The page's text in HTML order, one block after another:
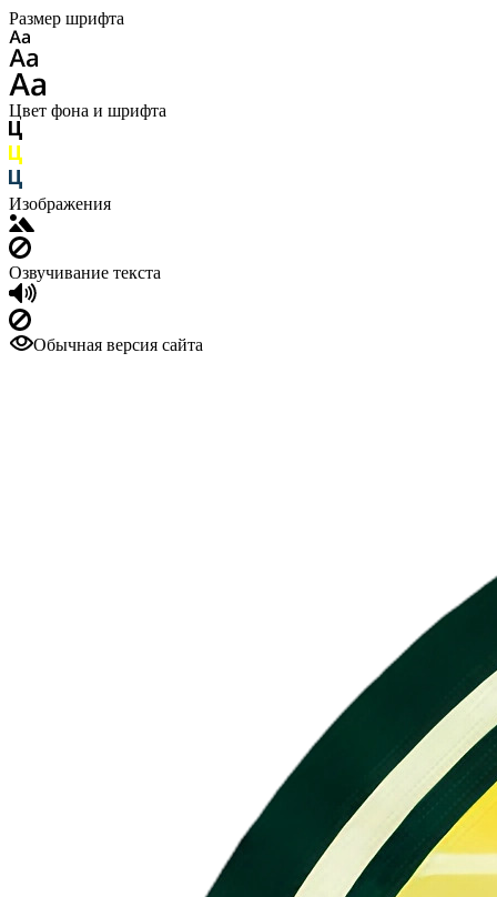
Размер шрифта
Цвет фона и шрифта
Изображения
Озвучивание текста
Обычная версия сайта